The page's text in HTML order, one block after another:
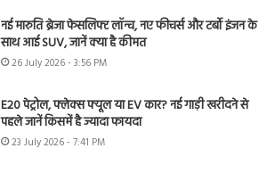
नई मारुति ब्रेजा फेसलिफ्ट लॉन्च, नए फीचर्स और टर्बो इंजन के
साथ आई SUV, जानें क्या है कीमत
26 July 2026 - 3:56 PM
E20 पेट्रोल, फ्लेक्स फ्यूल या EV कार? नई गाड़ी खरीदने से
पहले जानें किसमें है ज्यादा फायदा
23 July 2026 - 7:41 PM